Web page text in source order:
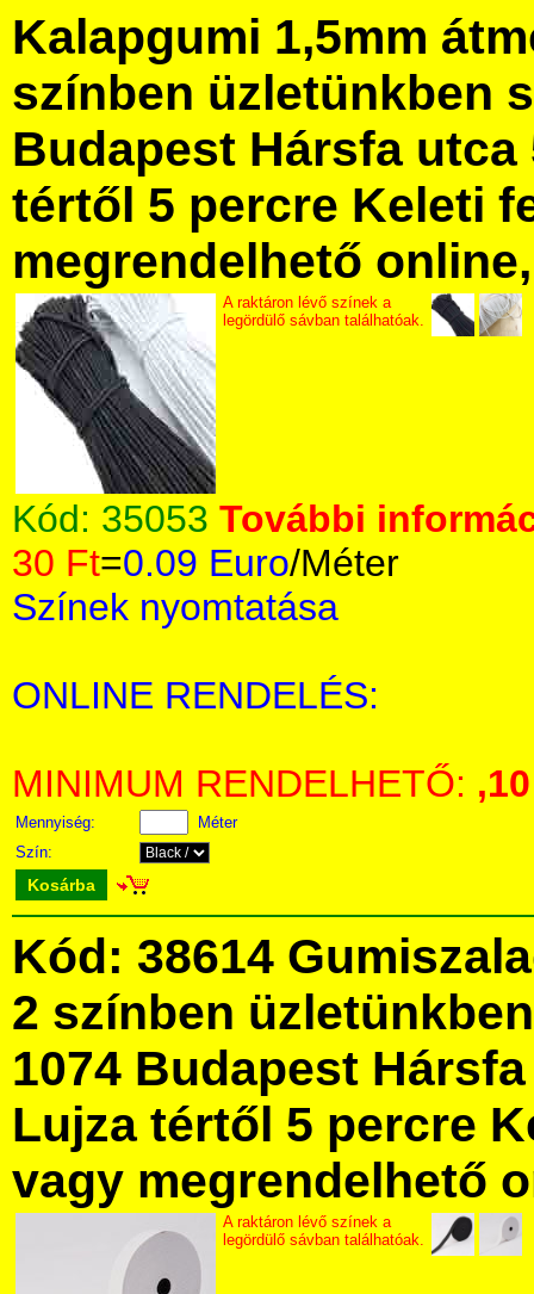
Kalapgumi 1,5mm
színben üzletünkben
Budapest Hársfa utca
tértől 5 percre Keleti
megrendelhető
A raktáron lévő színek a
legördülő sávban találhatóak.
Kód: 35053 További
30 Ft=0.09 Euro/Méter
Színek nyomtatása
ONLINE RENDELÉS:
MINIMUM RENDELHETŐ: ,10
Mennyiség:
Méter
Szín:
Kosárba
Kód: 38614
2 színben
1074 Budapest
Lujza tértől 5 percre
vagy megrendelhető
A raktáron lévő színek a
legördülő sávban találhatóak.